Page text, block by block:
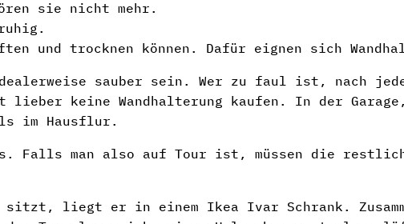
sie nicht mehr.
und trocknen können. Dafür eignen sich
sauber sein. Wer zu faul ist, nach
keine Wandhalterung kaufen. In der
im Hausflur.
Falls man also auf Tour ist, müssen die
sitzt, liegt er in einem Ikea Ivar Schrank.